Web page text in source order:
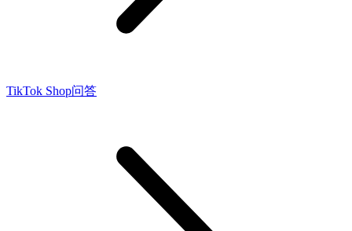
TikTok Shop问答